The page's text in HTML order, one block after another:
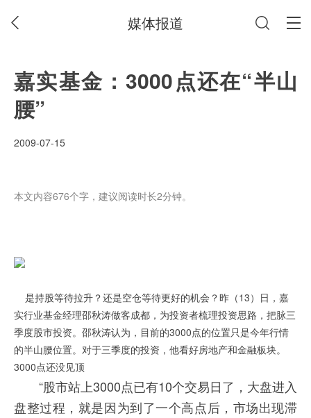
媒体报道
嘉实基金：3000点还在“半山
腰”
2009-07-15
本文内容676个字，建议阅读时长2分钟。
是持股等待拉升？还是空仓等待更好的机会？昨（13）日，嘉
实行业基金经理邵秋涛做客成都，为投资者梳理投资思路，把脉三
季度股市投资。邵秋涛认为，目前的3000点的位置只是今年行情
的半山腰位置。对于三季度的投资，他看好房地产和金融板块。
3000点还没见顶
“股市站上3000点已有10个交易日了，大盘进入
盘整过程，就是因为到了一个高点后，市场出现滞